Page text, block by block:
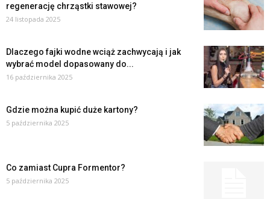
regenerację chrząstki stawowej?
24 listopada 2025
Dlaczego fajki wodne wciąż zachwycają i jak
wybrać model dopasowany do...
16 października 2025
Gdzie można kupić duże kartony?
5 października 2025
Co zamiast Cupra Formentor?
5 października 2025